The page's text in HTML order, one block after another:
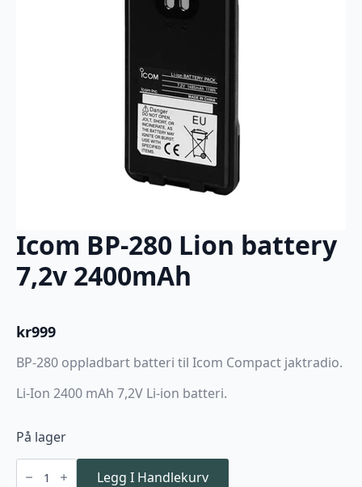
Icom BP-280 Lion battery
7,2v 2400mAh
kr999
BP-280 oppladbart batteri til Icom Compact jaktradio.
Li-Ion 2400 mAh 7,2V Li-ion batteri.
På lager
Icom
BP- Legg I Handlekurv